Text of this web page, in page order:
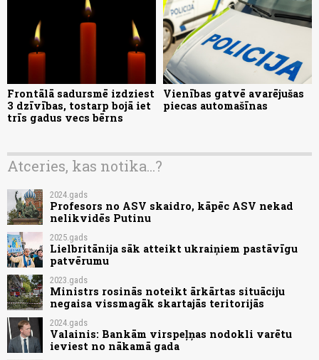
Frontālā sadursmē izdziest
3 dzīvības, tostarp bojā iet
trīs gadus vecs bērns
Vienības gatvē avarējušas
piecas automašīnas
Atceries, kas notika...?
2024.gads
Profesors no ASV skaidro, kāpēc ASV nekad
nelikvidēs Putinu
2025.gads
Lielbritānija sāk atteikt ukraiņiem pastāvīgu
patvērumu
2023.gads
Ministrs rosinās noteikt ārkārtas situāciju
negaisa vissmagāk skartajās teritorijās
2024.gads
Valainis: Bankām virspeļņas nodokli varētu
ieviest no nākamā gada